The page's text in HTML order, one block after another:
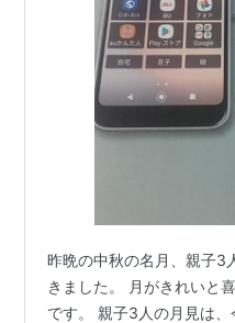
昨晩の中秋の名月、親子3
きました。 月がきれいと
です。 親子3人の月見は